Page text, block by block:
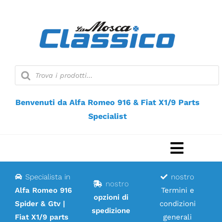
contenuto
Ricerca
prodotti
Benvenuti da Alfa Romeo 916 & Fiat X1/9 Parts
Specialist
a
Negozio web
Specialista in
Alfa Romeo 916
Spider & Gtv |
Fiat X1/9 parts
nostro
opzioni di
spedizione
nostro
Termini e
condizioni
generali